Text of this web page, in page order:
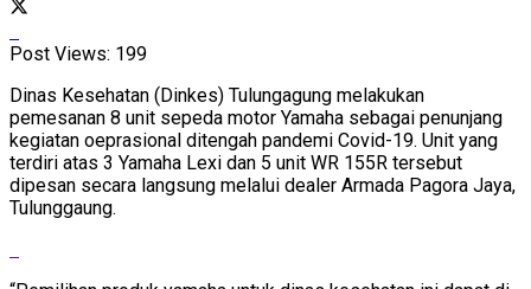
Post Views: 199
Dinas Kesehatan (Dinkes) Tulungagung melakukan
pemesanan 8 unit sepeda motor Yamaha sebagai penunjang
kegiatan oeprasional ditengah pandemi Covid-19. Unit yang
terdiri atas 3 Yamaha Lexi dan 5 unit WR 155R tersebut
dipesan secara langsung melalui dealer Armada Pagora Jaya,
Tulunggaung.